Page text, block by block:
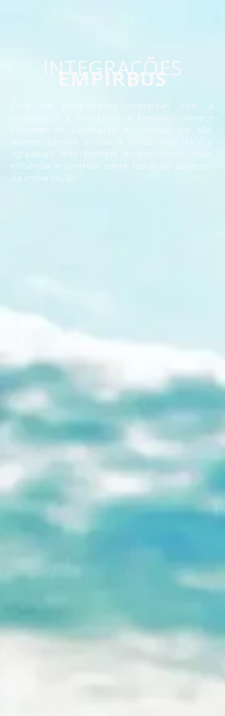
INTEGRAÇÕES
EMPIRBUS
Com um compromisso inabalável com a
inovação e a excelência, a Empirbus oferece
sistemas de automação e controle que não
apenas tornam a vida a bordo mais fácil e
agradável, mas também proporcionam maior
eficiência e controle sobre todos os aspectos
da embarcação.